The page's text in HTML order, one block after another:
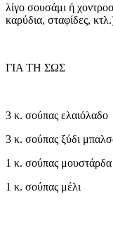
λίγο σουσάμι ή
καρύδια, σταφίδες,
ΓΙΑ ΤΗ ΣΩΣ
3 κ. σούπας ελαιόλαδο
3 κ. σούπας ξύδι
1 κ. σούπας μουστάρδα
1 κ. σούπας μέλι